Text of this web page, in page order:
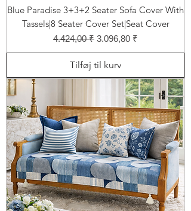
Blue Paradise 3+3+2 Seater Sofa Cover With
Tassels|8 Seater Cover Set|Seat Cover
Regulær pris
4.424,00 ₹ Salgspris
3.096,80 ₹
Tilføj til kurv